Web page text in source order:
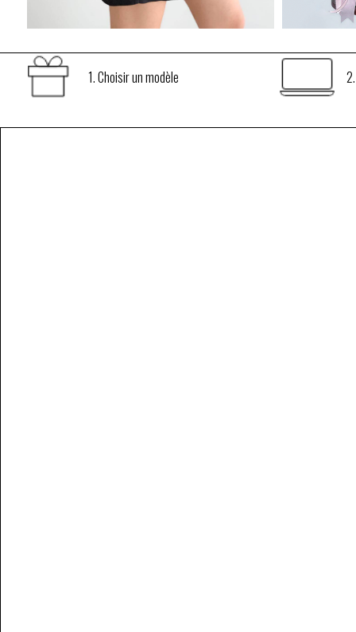
Sac personnalisable
1. Choisir un modèle